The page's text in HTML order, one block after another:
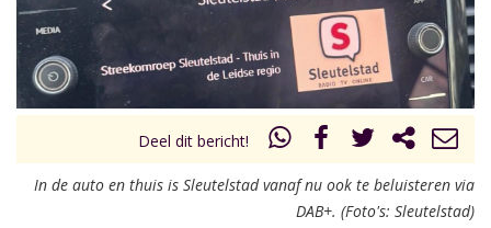
Deel dit bericht!
In de auto en thuis is Sleutelstad vanaf nu ook te beluisteren via
DAB+. (Foto's: Sleutelstad)